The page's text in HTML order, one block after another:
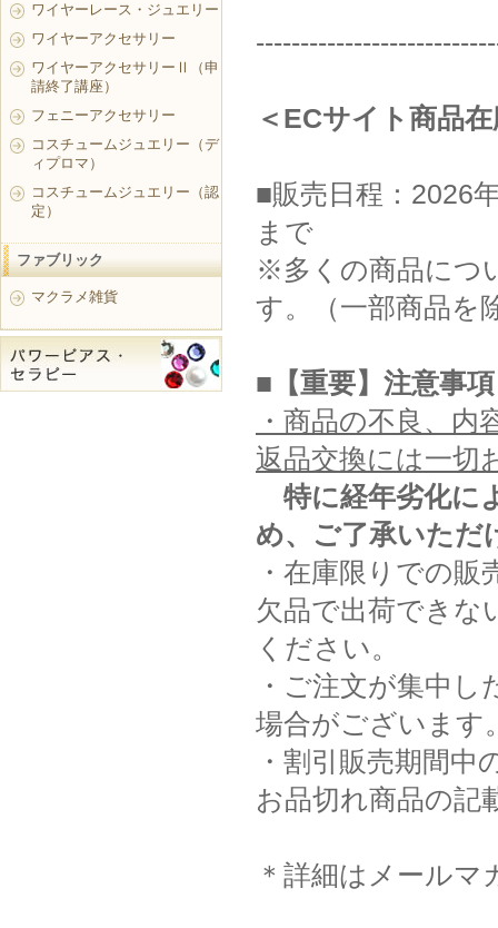
＜ECサイト商品
■販売日程：2026
まで
※多くの商品につ
す。（一部商品を
■【重要】注意事項
・商品の不良、
返品交換には一切
特に経年劣化に
め、ご了承いただ
・在庫限りでの
欠品で出荷できな
ください。
・ご注文が集中
場合がございます
・割引販売期間
お品切れ商品の記
＊詳細はメール
ワイヤーレース・ジュエリー
ワイヤーアクセサリー
ワイヤーアクセサリーⅡ（申
請終了講座）
フェニーアクセサリー
コスチュームジュエリー（デ
ィプロマ）
コスチュームジュエリー（認
定）
ファブリック
マクラメ雑貨